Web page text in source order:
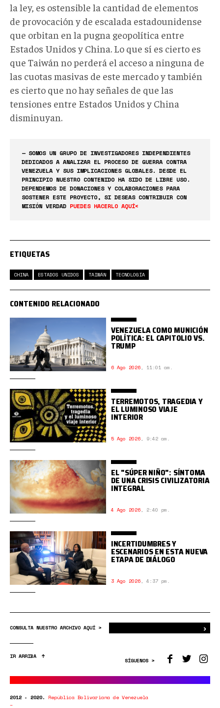
la ley, es ostensible la cantidad de elementos
de provocación y de escalada estadounidense
que orbitan en la pugna geopolítica entre
Estados Unidos y China. Lo que sí es cierto es
que Taiwán no perderá el acceso a ninguna de
las cuotas masivas de este mercado y también
es cierto que no hay señales de que las
tensiones entre Estados Unidos y China
disminuyan.
— SOMOS UN GRUPO DE INVESTIGADORES INDEPENDIENTES
DEDICADOS A ANALIZAR EL PROCESO DE GUERRA CONTRA
VENEZUELA Y SUS IMPLICACIONES GLOBALES. DESDE EL
PRINCIPIO NUESTRO CONTENIDO HA SIDO DE LIBRE USO.
DEPENDEMOS DE DONACIONES Y COLABORACIONES PARA
SOSTENER ESTE PROYECTO, SI DESEAS CONTRIBUIR CON
MISIÓN VERDAD PUEDES HACERLO AQUÍ<
ETIQUETAS
CHINA ESTADOS UNIDOS TAIWÁN TECNOLOGÍA
CONTENIDO RELACIONADO
VENEZUELA COMO MUNICIÓN
POLÍTICA: EL CAPITOLIO VS.
TRUMP
6 Ago 2026, 11:01 am.
TERREMOTOS, TRAGEDIA Y
EL LUMINOSO VIAJE
INTERIOR
5 Ago 2026, 9:42 am.
EL "SÚPER NIÑO": SÍNTOMA
DE UNA CRISIS CIVILIZATORIA
INTEGRAL
4 Ago 2026, 2:40 pm.
INCERTIDUMBRES Y
ESCENARIOS EN ESTA NUEVA
ETAPA DE DIÁLOGO
3 Ago 2026, 4:37 pm.
CONSULTA NUESTRO ARCHIVO AQUÍ > ›
IR ARRIBA
SÍGUENOS >
2012 - 2020. República Bolivariana de Venezuela